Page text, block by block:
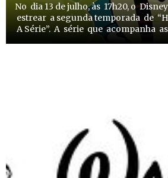
No dia 13 de julho, às 17h20, o
estrear a segunda temporada de
A Série”. A série que acompanha